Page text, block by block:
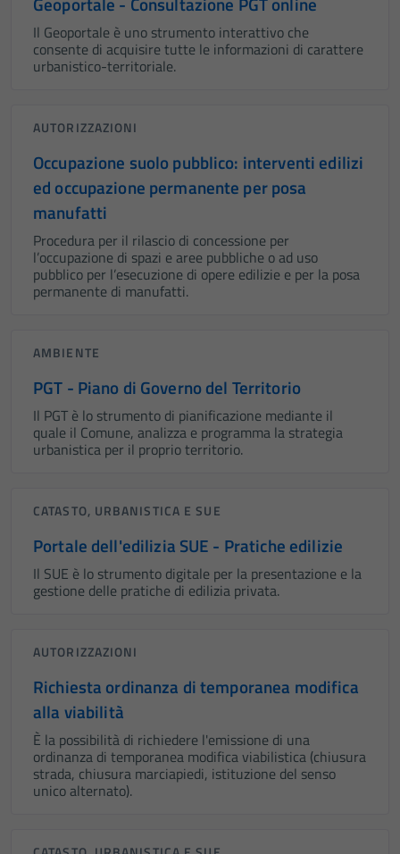
Il Geoportale è uno strumento interattivo che
consente di acquisire tutte le informazioni di carattere
urbanistico-territoriale.
AUTORIZZAZIONI
Occupazione suolo pubblico: interventi edilizi
ed occupazione permanente per posa
manufatti
Procedura per il rilascio di concessione per
l’occupazione di spazi e aree pubbliche o ad uso
pubblico per l’esecuzione di opere edilizie e per la posa
permanente di manufatti.
AMBIENTE
PGT - Piano di Governo del Territorio
Il PGT è lo strumento di pianificazione mediante il
quale il Comune, analizza e programma la strategia
urbanistica per il proprio territorio.
CATASTO, URBANISTICA E SUE
Portale dell'edilizia SUE - Pratiche edilizie
Il SUE è lo strumento digitale per la presentazione e la
gestione delle pratiche di edilizia privata.
AUTORIZZAZIONI
Richiesta ordinanza di temporanea modifica
alla viabilità
È la possibilità di richiedere l'emissione di una
ordinanza di temporanea modifica viabilistica (chiusura
strada, chiusura marciapiedi, istituzione del senso
unico alternato).